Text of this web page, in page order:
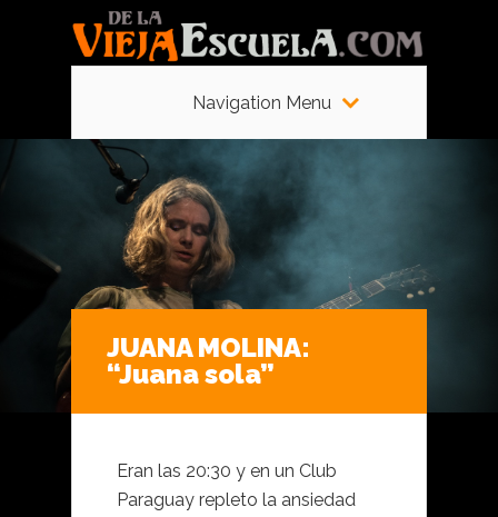
Navigation Menu
JUANA MOLINA:
“Juana sola”
Eran las 20:30 y en un Club
Paraguay repleto la ansiedad